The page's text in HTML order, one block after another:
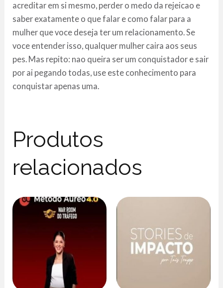
acreditar em si mesmo, perder o medo da rejeicao e
saber exatamente o que falar e como falar para a
mulher que voce deseja ter um relacionamento. Se
voce entender isso, qualquer mulher caira aos seus
pes. Mas repito: nao queira ser um conquistador e sair
por ai pegando todas, use este conhecimento para
conquistar apenas uma.
Produtos
relacionados